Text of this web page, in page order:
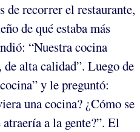
de recorrer el restaurante,
de qué estaba más
“Nuestra cocina
alta calidad”. Luego de
y le preguntó:
una cocina? ¿Cómo se
a la gente?”. El